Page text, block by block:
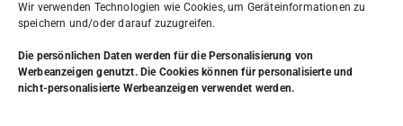
Wir verwenden Technologien wie Cookies, um Geräteinformationen zu
speichern und/oder darauf zuzugreifen.
Die persönlichen Daten werden für die Personalisierung von
Werbeanzeigen genutzt. Die Cookies können für personalisierte und
nicht-personalisierte Werbeanzeigen verwendet werden.